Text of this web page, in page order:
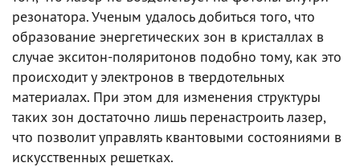
резонатора. Ученым удалось добиться того, что
образование энергетических зон в кристаллах в
случае экситон-поляритонов подобно тому, как это
происходит у электронов в твердотельных
материалах. При этом для изменения структуры
таких зон достаточно лишь перенастроить лазер,
что позволит управлять квантовыми состояниями в
искусственных решетках.